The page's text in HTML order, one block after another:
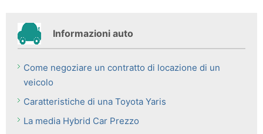
Informazioni auto
Come negoziare un contratto di locazione di un
veicolo
Caratteristiche di una Toyota Yaris
La media Hybrid Car Prezzo